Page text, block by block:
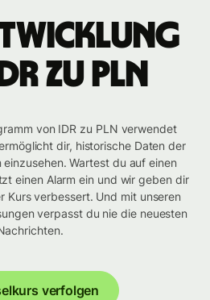
zu PLN
von IDR zu PLN verwendet
dir, historische Daten der
Wartest du auf einen
einen Alarm ein und wir geben dir
Kurs verbessert. Und mit unseren
verpasst du nie die neuesten
verfolgen